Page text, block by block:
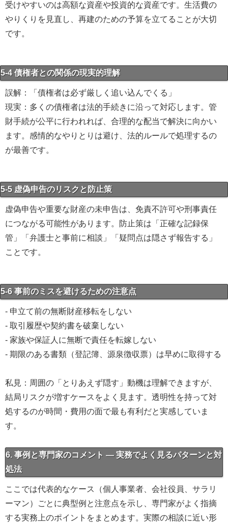
受けやすいのは高額な資産や投資的な資産です。生活費の
やりくりを見直し、再建のための予算を立てることが大切
です。
5-4 債権者との関係の現実的理解
誤解：「債権者は必ず厳しく追い込んでくる」
現実：多くの債権者は法的手続きに沿って対応します。管
財手続が公平に行われれば、合理的な配当で解決に向かい
ます。感情的なやりとりは避け、法的ルールで処理するの
が最善です。
5-5 虚偽申告のリスクと防止策
虚偽申告や重要な財産の未申告は、免責不許可や刑事責任
につながる可能性があります。防止策は「正確な記録保
管」「弁護士と事前に相談」「疑問点は隠さず報告する」
ことです。
5-6 事前のミスを避けるための注意点
- 申立て前の無断財産移転をしない
- 取引履歴や契約書を破棄しない
- 家族や保証人に無断で責任を転嫁しない
- 期限のある書類（登記簿、源泉徴収票）は早めに取得する
私見：周囲の「とりあえず隠す」動機は理解できますが、
結局リスクが増すケースをよく見ます。透明性を持って対
処するのが時間・費用の面で最も有利だと実感していま
す。
6. 事例と専門家のコメント — 実務でよく見るパターンと対
処法
ここでは代表的なケース（個人事業者、会社役員、サラリ
ーマン）ごとに典型例と注意点を示し、専門家がよく指摘
する実務上のポイントをまとめます。実際の相談に近い形